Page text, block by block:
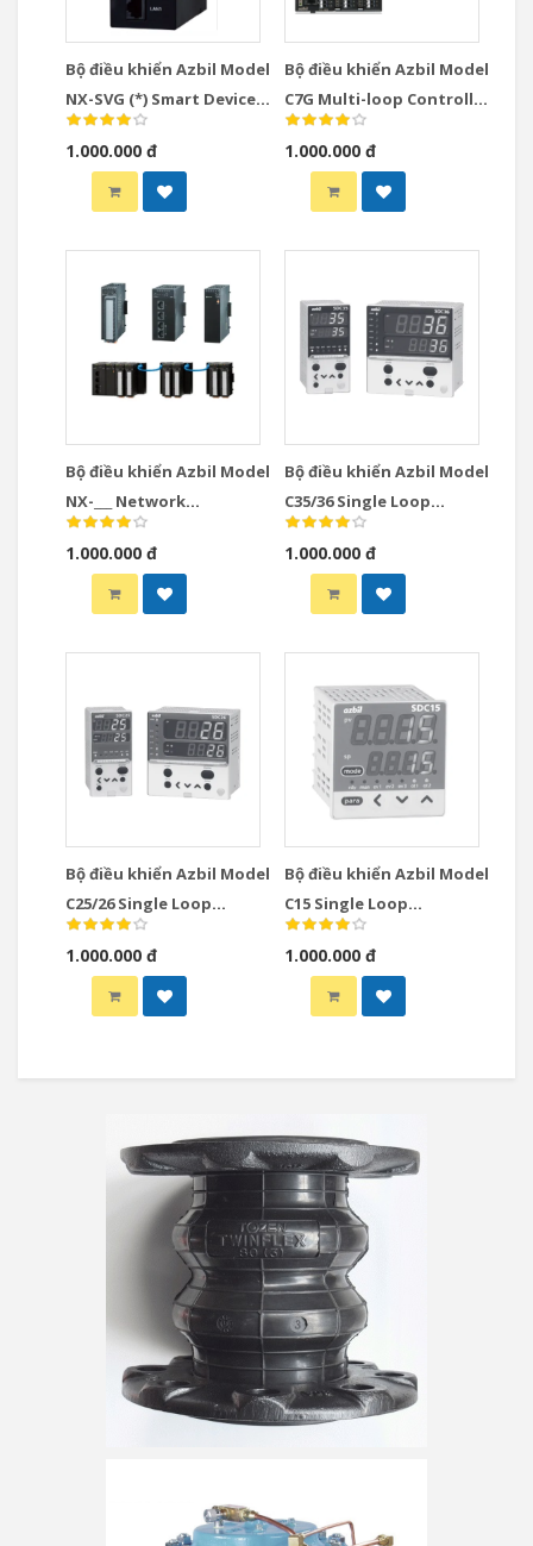
Bộ điều khiển Azbil Model
NX-SVG (*) Smart Device
Gateway
1.000.000 đ
Bộ điều khiển Azbil Model
C7G Multi-loop Controller
with Multifunction
Display Model
1.000.000 đ
Bộ điều khiển Azbil Model
NX-___ Network
Instrumentation
Modules Controllers
1.000.000 đ
Bộ điều khiển Azbil Model
C35/36 Single Loop
Controllers
1.000.000 đ
Bộ điều khiển Azbil Model
C25/26 Single Loop
Controllers
1.000.000 đ
Bộ điều khiển Azbil Model
C15 Single Loop
Controllers
1.000.000 đ